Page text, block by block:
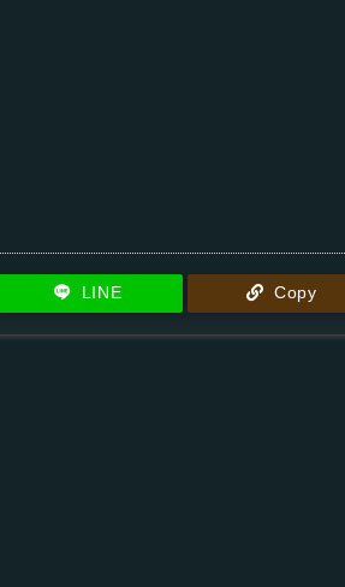
LINE Copy